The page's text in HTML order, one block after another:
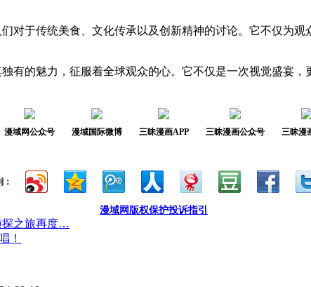
对于传统美食、文化传承以及创新精神的讨论。它不仅为
有的魅力，征服着全球观众的心。它不仅是一次视觉盛宴
漫域网公众号 漫域国际微博 三昧漫画APP 三昧漫画公众号 三昧漫
漫域网版权保护投诉指引
探之旅再度…
！